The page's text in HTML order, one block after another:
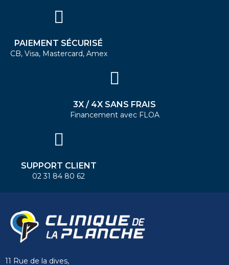
PAIEMENT SÉCURISÉ
CB, Visa, Mastercard, Amex
3X / 4X SANS FRAIS
Financement avec FLOA
SUPPORT CLIENT
02 31 84 80 62
11 Rue de la dives,